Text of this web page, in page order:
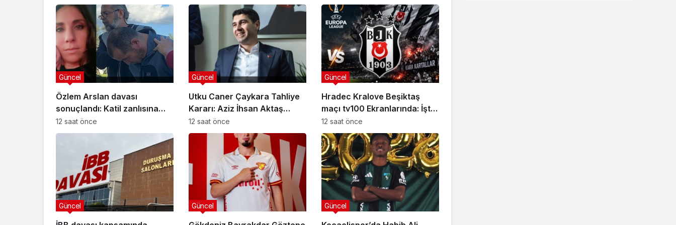
Özlem Arslan davası
sonuçlandı: Katil zanlısına
indirimsiz ağırlaştırılmış
müebbet hapis cezası verildi
Güncel
12 saat önce
Utku Caner Çaykara Tahliye
Kararı: Aziz İhsan Aktaş
Davasında Yeni Gelişme
Güncel
12 saat önce
Hradec Kralove Beşiktaş
maçı tv100 Ekranlarında: İşte
Karşılaşmanın Detayları
Güncel
12 saat önce
Güncel Güncel Güncel